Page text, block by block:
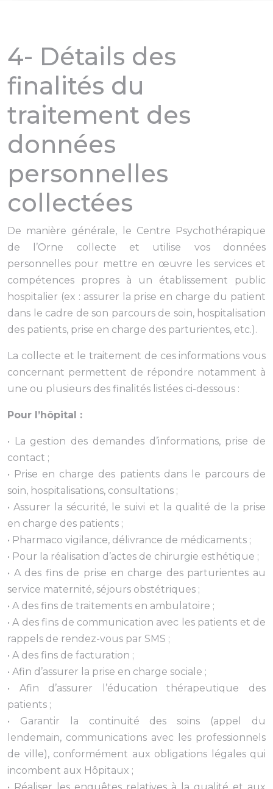
4- Détails des
finalités du
traitement des
données
personnelles
collectées
De manière générale, le Centre Psychothérapique
de l’Orne collecte et utilise vos données
personnelles pour mettre en œuvre les services et
compétences propres à un établissement public
hospitalier (ex : assurer la prise en charge du patient
dans le cadre de son parcours de soin, hospitalisation
des patients, prise en charge des parturientes, etc.).
La collecte et le traitement de ces informations vous
concernant permettent de répondre notamment à
une ou plusieurs des finalités listées ci-dessous :
Pour l’hôpital :
• La gestion des demandes d’informations, prise de
contact ;
• Prise en charge des patients dans le parcours de
soin, hospitalisations, consultations ;
• Assurer la sécurité, le suivi et la qualité de la prise
en charge des patients ;
• Pharmaco vigilance, délivrance de médicaments ;
• Pour la réalisation d’actes de chirurgie esthétique ;
• A des fins de prise en charge des parturientes au
service maternité, séjours obstétriques ;
• A des fins de traitements en ambulatoire ;
• A des fins de communication avec les patients et de
rappels de rendez-vous par SMS ;
• A des fins de facturation ;
• Afin d’assurer la prise en charge sociale ;
• Afin d’assurer l’éducation thérapeutique des
patients ;
• Garantir la continuité des soins (appel du
lendemain, communications avec les professionnels
de ville), conformément aux obligations légales qui
incombent aux Hôpitaux ;